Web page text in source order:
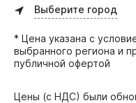
Выберите город
* Цена указана с
выбранного региона и
публичной офертой
Цены (с НДС) были